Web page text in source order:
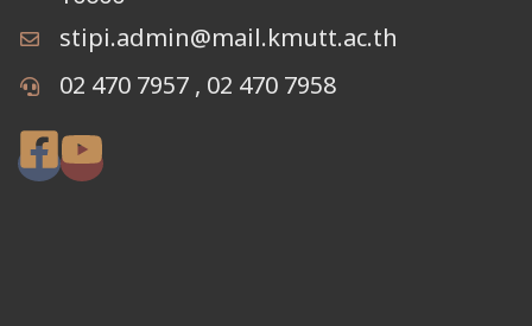
stipi.admin@mail.kmutt.ac.th
02 470 7957 , 02 470 7958